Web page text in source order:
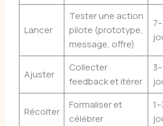
Lancer
Tester une action
pilote (prototype,
message, offre)
Ajuster
Collecter
feedback et itérer
Récolter
Formaliser et
célébrer